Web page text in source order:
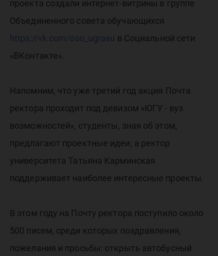
проекта создали интернет-витрины в группе
Объединенного совета обучающихся
https://vk.com/oso_ugrasu в Социальной сети
«ВКонтакте».
Напомним, что уже третий год акция Почта
ректора проходит под девизом «ЮГУ - вуз
возможностей», студенты, зная об этом,
предлагают проектные идеи, а ректор
университета Татьяна Карминская
поддерживает наиболее интересные проекты.
В этом году на Почту ректора поступило около
500 писем, среди которых поздравления,
пожелания и просьбы: открыть автобусный